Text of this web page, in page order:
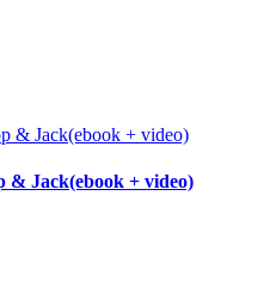
& Jack(ebook + video)